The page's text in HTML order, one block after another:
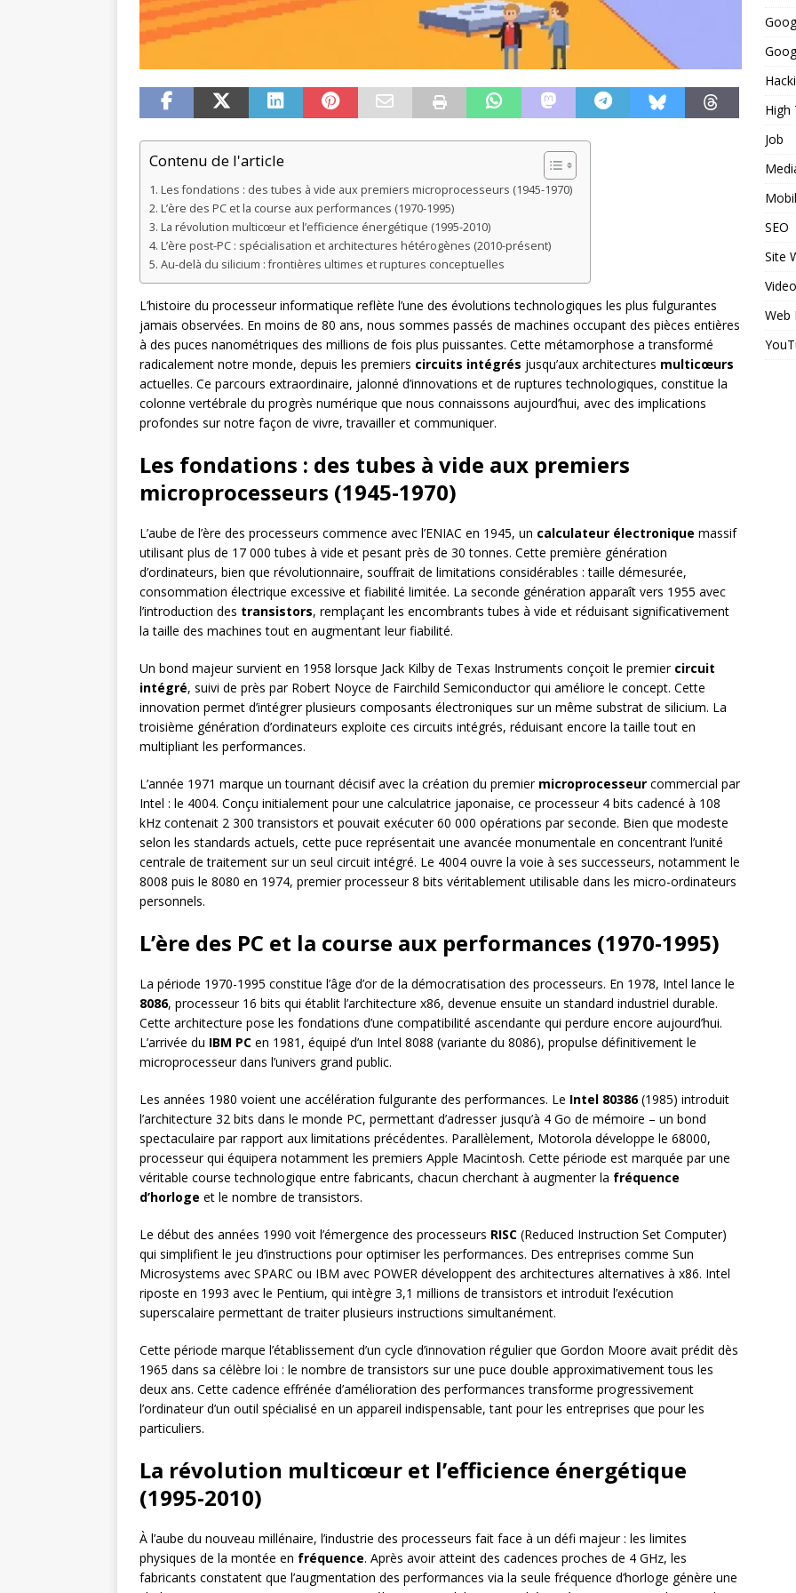
Contenu de l'article
Les fondations : des tubes à vide aux premiers microprocesseurs (1945-1970)
L’ère des PC et la course aux performances (1970-1995)
La révolution multicœur et l’efficience énergétique (1995-2010)
L’ère post-PC : spécialisation et architectures hétérogènes (2010-présent)
Au-delà du silicium : frontières ultimes et ruptures conceptuelles
L’histoire du processeur informatique reflète l’une des évolutions technologiques les plus fulgurantes
jamais observées. En moins de 80 ans, nous sommes passés de machines occupant des pièces entières
à des puces nanométriques des millions de fois plus puissantes. Cette métamorphose a transformé
radicalement notre monde, depuis les premiers circuits intégrés jusqu’aux architectures multicœurs
actuelles. Ce parcours extraordinaire, jalonné d’innovations et de ruptures technologiques, constitue la
colonne vertébrale du progrès numérique que nous connaissons aujourd’hui, avec des implications
profondes sur notre façon de vivre, travailler et communiquer.
Les fondations : des tubes à vide aux premiers
microprocesseurs (1945-1970)
L’aube de l’ère des processeurs commence avec l’ENIAC en 1945, un calculateur électronique massif
utilisant plus de 17 000 tubes à vide et pesant près de 30 tonnes. Cette première génération
d’ordinateurs, bien que révolutionnaire, souffrait de limitations considérables : taille démesurée,
consommation électrique excessive et fiabilité limitée. La seconde génération apparaît vers 1955 avec
l’introduction des transistors, remplaçant les encombrants tubes à vide et réduisant significativement
la taille des machines tout en augmentant leur fiabilité.
Un bond majeur survient en 1958 lorsque Jack Kilby de Texas Instruments conçoit le premier circuit
intégré, suivi de près par Robert Noyce de Fairchild Semiconductor qui améliore le concept. Cette
innovation permet d’intégrer plusieurs composants électroniques sur un même substrat de silicium. La
troisième génération d’ordinateurs exploite ces circuits intégrés, réduisant encore la taille tout en
multipliant les performances.
L’année 1971 marque un tournant décisif avec la création du premier microprocesseur commercial par
Intel : le 4004. Conçu initialement pour une calculatrice japonaise, ce processeur 4 bits cadencé à 108
kHz contenait 2 300 transistors et pouvait exécuter 60 000 opérations par seconde. Bien que modeste
selon les standards actuels, cette puce représentait une avancée monumentale en concentrant l’unité
centrale de traitement sur un seul circuit intégré. Le 4004 ouvre la voie à ses successeurs, notamment le
8008 puis le 8080 en 1974, premier processeur 8 bits véritablement utilisable dans les micro-ordinateurs
personnels.
L’ère des PC et la course aux performances (1970-1995)
La période 1970-1995 constitue l’âge d’or de la démocratisation des processeurs. En 1978, Intel lance le
8086, processeur 16 bits qui établit l’architecture x86, devenue ensuite un standard industriel durable.
Cette architecture pose les fondations d’une compatibilité ascendante qui perdure encore aujourd’hui.
L’arrivée du IBM PC en 1981, équipé d’un Intel 8088 (variante du 8086), propulse définitivement le
microprocesseur dans l’univers grand public.
Les années 1980 voient une accélération fulgurante des performances. Le Intel 80386(1985) introduit
l’architecture 32 bits dans le monde PC, permettant d’adresser jusqu’à 4 Go de mémoire – un bond
spectaculaire par rapport aux limitations précédentes. Parallèlement, Motorola développe le 68000,
processeur qui équipera notamment les premiers Apple Macintosh. Cette période est marquée par une
véritable course technologique entre fabricants, chacun cherchant à augmenter la fréquence
d’horloge et le nombre de transistors.
Le début des années 1990 voit l’émergence des processeurs RISC (Reduced Instruction Set Computer)
qui simplifient le jeu d’instructions pour optimiser les performances. Des entreprises comme Sun
Microsystems avec SPARC ou IBM avec POWER développent des architectures alternatives à x86. Intel
riposte en 1993 avec le Pentium, qui intègre 3,1 millions de transistors et introduit l’exécution
superscalaire permettant de traiter plusieurs instructions simultanément.
Cette période marque l’établissement d’un cycle d’innovation régulier que Gordon Moore avait prédit dès
1965 dans sa célèbre loi : le nombre de transistors sur une puce double approximativement tous les
deux ans. Cette cadence effrénée d’amélioration des performances transforme progressivement
l’ordinateur d’un outil spécialisé en un appareil indispensable, tant pour les entreprises que pour les
particuliers.
La révolution multicœur et l’efficience énergétique
(1995-2010)
À l’aube du nouveau millénaire, l’industrie des processeurs fait face à un défi majeur : les limites
physiques de la montée en fréquence. Après avoir atteint des cadences proches de 4 GHz, les
fabricants constatent que l’augmentation des performances via la seule fréquence d’horloge génère une
High
Job
SEO
Site
Video
Web